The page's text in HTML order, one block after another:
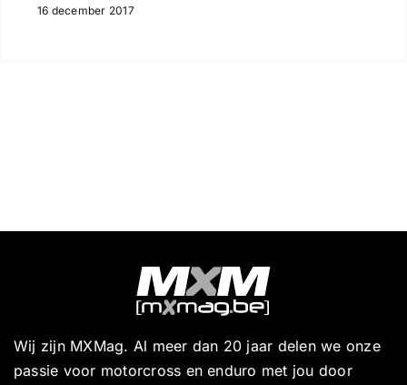
16 december 2017
Wij zijn MXMag. Al meer dan 20 jaar delen we onze
passie voor motorcross en enduro met jou door